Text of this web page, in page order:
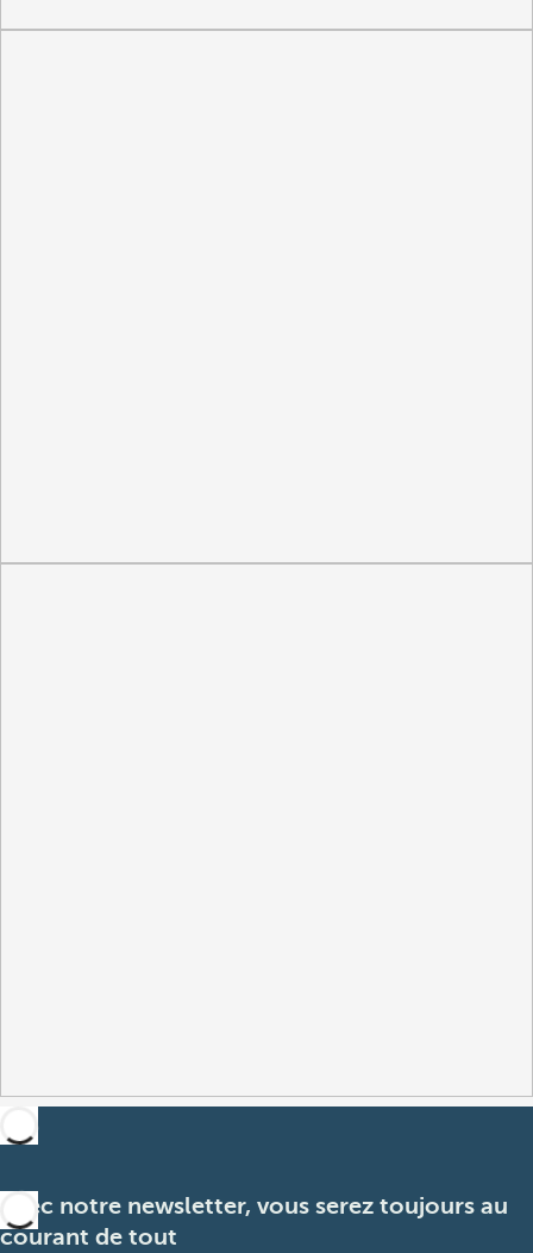
Avec notre newsletter, vous serez toujours au
courant de tout